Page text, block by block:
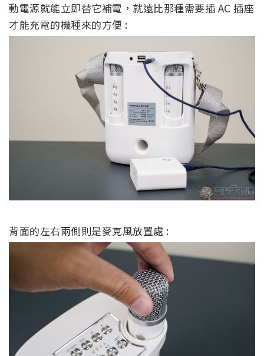
動電源就能立即替它補電，就遠比那種需要插 AC 插座
才能充電的機種來的方便 :
背面的左右兩側則是麥克風放置處 :